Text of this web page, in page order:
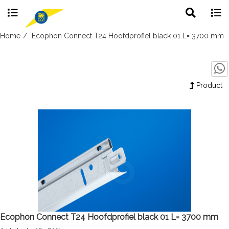
Skip
search
Home Ecophon Connect T24 Hoofdprofiel black 01 L= 3700 mm
Product
Ecophon Connect T24 Hoofdprofiel black 01 L= 3700 mm